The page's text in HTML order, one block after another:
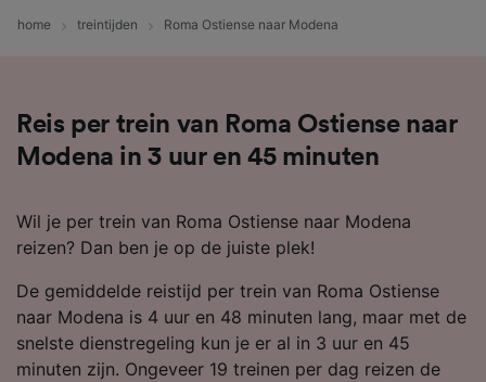
home treintijden Roma Ostiense naar Modena
Reis per trein van Roma Ostiense naar
Modena in 3 uur en 45 minuten
Wil je per trein van Roma Ostiense naar Modena
reizen? Dan ben je op de juiste plek!
De gemiddelde reistijd per trein van Roma Ostiense
naar Modena is 4 uur en 48 minuten lang, maar met de
snelste dienstregeling kun je er al in 3 uur en 45
minuten zijn. Ongeveer 19 treinen per dag reizen de